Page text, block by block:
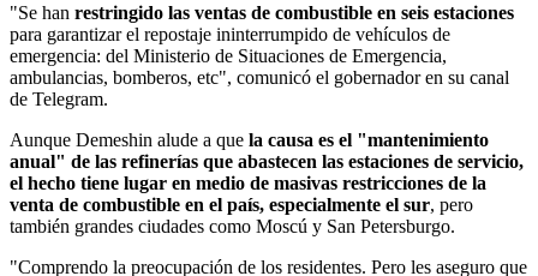
"Se han restringido las ventas de combustible en seis estaciones
para garantizar el repostaje ininterrumpido de vehículos de
emergencia: del Ministerio de Situaciones de Emergencia,
ambulancias, bomberos, etc", comunicó el gobernador en su canal
de Telegram.
Aunque Demeshin alude a que la causa es el "mantenimiento
anual" de las refinerías que abastecen las estaciones de servicio,
el hecho tiene lugar en medio de masivas restricciones de la
venta de combustible en el país, especialmente el sur, pero
también grandes ciudades como Moscú y San Petersburgo.
"Comprendo la preocupación de los residentes. Pero les aseguro que